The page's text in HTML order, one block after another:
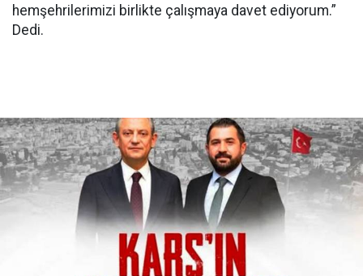
hemşehrilerimizi birlikte çalışmaya davet ediyorum.”
Dedi.